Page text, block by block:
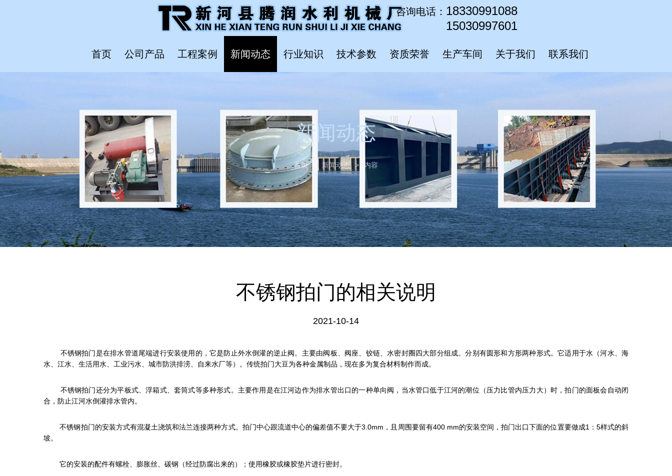
首页 公司产品 工程案例 新闻动态 行业知识 技术参数 资质荣誉 生产车间 关于我们 联系我们
咨询电话： 18330991088
15030997601
新闻动态
首页 新闻动态 > 内容
不锈钢拍门的相关说明
2021-10-14
不锈钢拍门是在排水管道尾端进行安装使用的，它是防止外水倒灌的逆止阀。主要由阀板、阀座、铰链、水密封圈四大部分组成。分别有圆形和方形两种形式。它适用于水（河水、海
水、江水、生活用水、工业污水、城市防洪排涝、自来水厂等）。传统拍门大豆为各种金属制品，现在多为复合材料制作而成。
不锈钢拍门还分为平板式、浮箱式、套筒式等多种形式。主要作用是在江河边作为排水管出口的一种单向阀，当水管口低于江河的潮位（压力比管内压力大）时，拍门的面板会自动闭
合，防止江河水倒灌排水管内。
不锈钢拍门的安装方式有混凝土浇筑和法兰连接两种方式。拍门中心跟流道中心的偏差值不要大于3.0mm，且周围要留有400 mm的安装空间，拍门出口下面的位置要做成1：5样式的斜
坡。
它的安装的配件有螺栓、膨胀丝、碳钢（经过防腐出来的）；使用橡胶或橡胶垫片进行密封。